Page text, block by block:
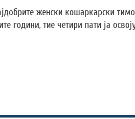
женски кошаркарски
години, тие четири пати ја